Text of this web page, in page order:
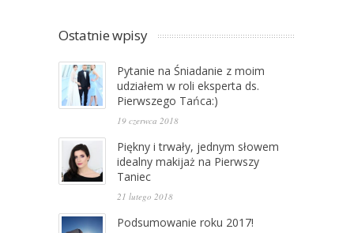
Ostatnie wpisy
Pytanie na Śniadanie z moim
udziałem w roli eksperta ds.
Pierwszego Tańca:)
19 czerwca 2018
Piękny i trwały, jednym słowem
idealny makijaż na Pierwszy
Taniec
21 lutego 2018
Podsumowanie roku 2017!